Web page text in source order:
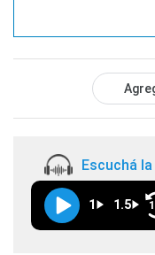
Escuchá
1 1.5